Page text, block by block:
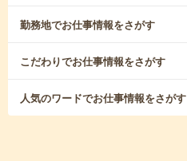
勤務地でお仕事情報をさがす
こだわりでお仕事情報をさがす
人気のワードでお仕事情報をさがす